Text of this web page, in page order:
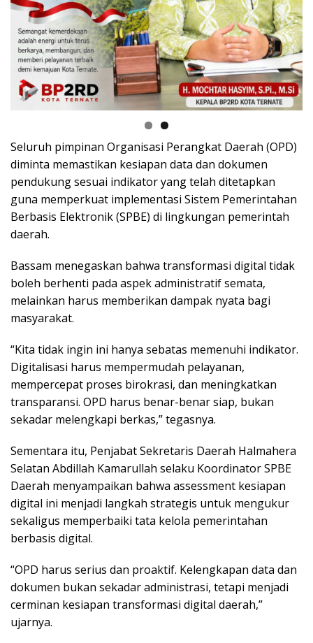
Seluruh pimpinan Organisasi Perangkat Daerah (OPD)
diminta memastikan kesiapan data dan dokumen
pendukung sesuai indikator yang telah ditetapkan
guna memperkuat implementasi Sistem Pemerintahan
Berbasis Elektronik (SPBE) di lingkungan pemerintah
daerah.
Bassam menegaskan bahwa transformasi digital tidak
boleh berhenti pada aspek administratif semata,
melainkan harus memberikan dampak nyata bagi
masyarakat.
“Kita tidak ingin ini hanya sebatas memenuhi indikator.
Digitalisasi harus mempermudah pelayanan,
mempercepat proses birokrasi, dan meningkatkan
transparansi. OPD harus benar-benar siap, bukan
sekadar melengkapi berkas,” tegasnya.
Sementara itu, Penjabat Sekretaris Daerah Halmahera
Selatan Abdillah Kamarullah selaku Koordinator SPBE
Daerah menyampaikan bahwa assessment kesiapan
digital ini menjadi langkah strategis untuk mengukur
sekaligus memperbaiki tata kelola pemerintahan
berbasis digital.
“OPD harus serius dan proaktif. Kelengkapan data dan
dokumen bukan sekadar administrasi, tetapi menjadi
cerminan kesiapan transformasi digital daerah,”
ujarnya.